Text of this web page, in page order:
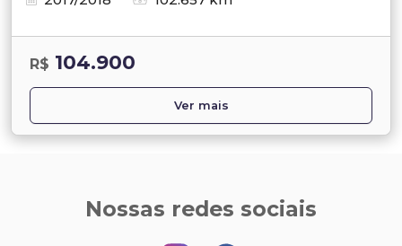
R$ 104.900
Ver mais
Nossas redes sociais